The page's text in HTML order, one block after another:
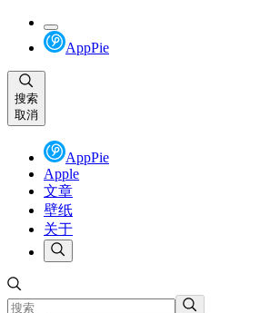
AppPie
搜索
取消
AppPie
Apple
文章
壁纸
关于